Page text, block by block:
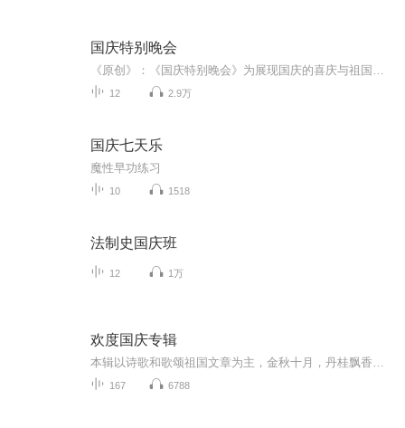
国庆特别晚会
12 2.9万
国庆七天乐
魔性早功练习
10 1518
法制史国庆班
12 1万
欢度国庆专辑
167 6788